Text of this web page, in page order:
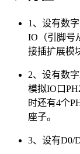
1、设有数
IO（引脚号
接插扩展模
2、设有数
模拟IO口
时还有4个
座子。
3、设有D0/